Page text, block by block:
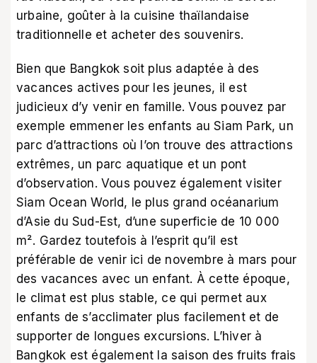
urbaine, goûter à la cuisine thaïlandaise
traditionnelle et acheter des souvenirs.
Bien que Bangkok soit plus adaptée à des
vacances actives pour les jeunes, il est
judicieux d’y venir en famille. Vous pouvez par
exemple emmener les enfants au Siam Park, un
parc d’attractions où l’on trouve des attractions
extrêmes, un parc aquatique et un pont
d’observation. Vous pouvez également visiter
Siam Ocean World, le plus grand océanarium
d’Asie du Sud-Est, d’une superficie de 10 000
m². Gardez toutefois à l’esprit qu’il est
préférable de venir ici de novembre à mars pour
des vacances avec un enfant. À cette époque,
le climat est plus stable, ce qui permet aux
enfants de s’acclimater plus facilement et de
supporter de longues excursions. L’hiver à
Bangkok est également la saison des fruits frais